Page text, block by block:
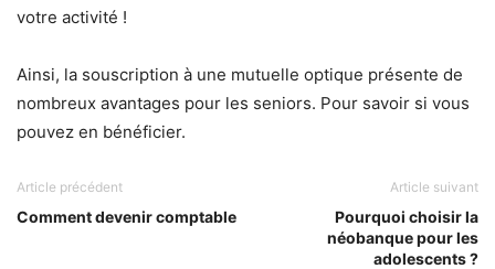
votre activité !
Ainsi, la souscription à une mutuelle optique présente de
nombreux avantages pour les seniors. Pour savoir si vous
pouvez en bénéficier.
Article précédent
Comment devenir comptable
Article suivant
Pourquoi choisir la
néobanque pour les
adolescents ?